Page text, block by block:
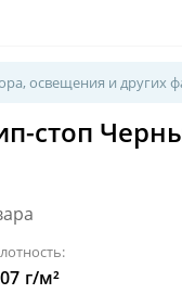
освещения и других
стоп
г/м²